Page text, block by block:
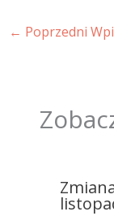
← Poprzedni